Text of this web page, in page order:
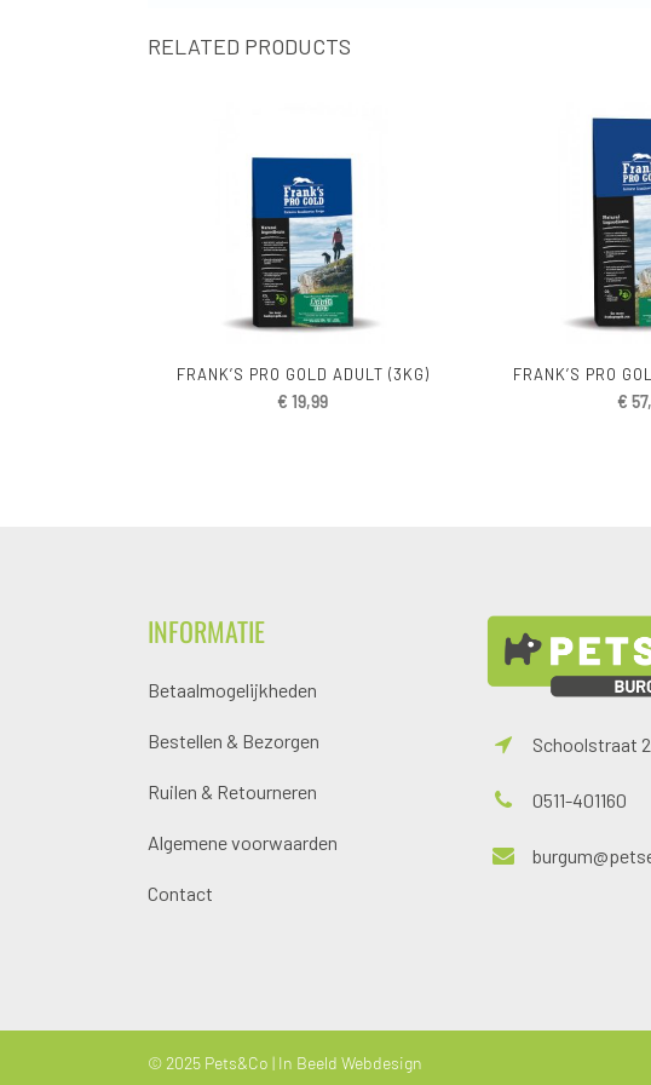
RELATED PRODUCTS
FRANK’S PRO GOLD ADULT (3KG)
€ 19,99
FRANK’S PRO
€
INFORMATIE
Betaalmogelijkheden
Bestellen & Bezorgen
Ruilen & Retourneren
Algemene voorwaarden
Contact
Schoolstraat
0511-401160
© 2025 Pets&Co | In Beeld Webdesign